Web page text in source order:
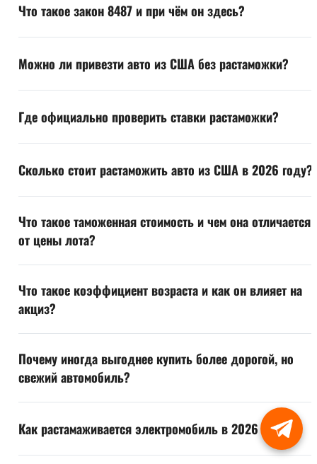
Что такое закон 8487 и при чём он здесь?
Можно ли привезти авто из США без растаможки?
Где официально проверить ставки растаможки?
Сколько стоит растаможить авто из США в 2026 году?
Что такое таможенная стоимость и чем она отличается
от цены лота?
Что такое коэффициент возраста и как он влияет на
акциз?
Почему иногда выгоднее купить более дорогой, но
свежий автомобиль?
Как растамаживается электромобиль в 2026 году?